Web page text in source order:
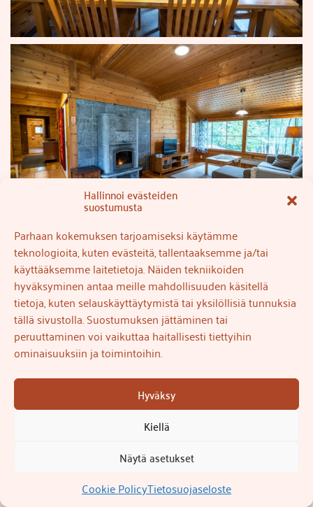
Hallinnoi evästeiden
suostumusta
Parhaan kokemuksen tarjoamiseksi käytämme
teknologioita, kuten evästeitä, tallentaaksemme ja/tai
käyttääksemme laitetietoja. Näiden tekniikoiden
hyväksyminen antaa meille mahdollisuuden käsitellä
tietoja, kuten selauskäyttäytymistä tai yksilöllisiä tunnuksia
tällä sivustolla. Suostumuksen jättäminen tai
peruuttaminen voi vaikuttaa haitallisesti tiettyihin
ominaisuuksiin ja toimintoihin.
Hyväksy
Kiellä
Näytä asetukset
Cookie PolicyTietosuojaseloste
Ota yhteyttä / Contact Paula